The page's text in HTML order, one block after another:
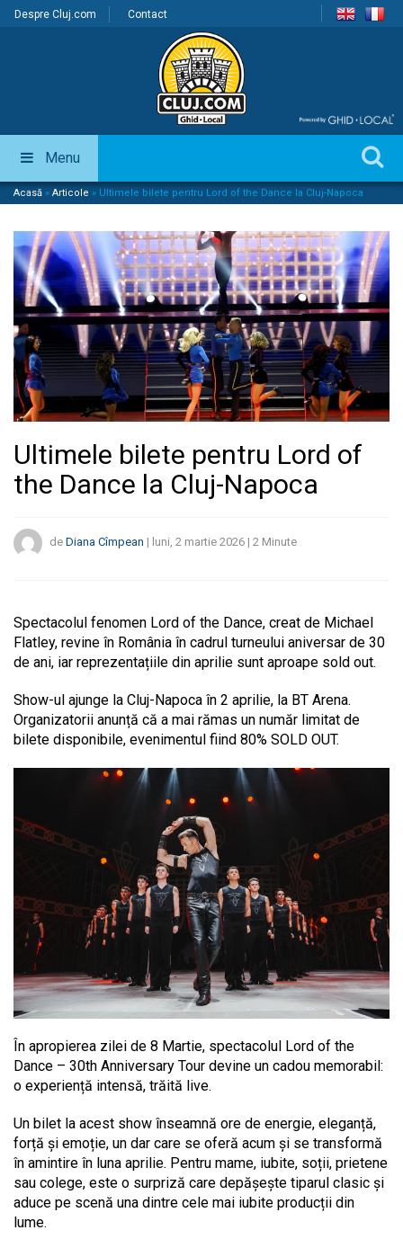
Despre Cluj.com Contact
Menu
Acasă » Articole » Ultimele bilete pentru Lord of the Dance la Cluj-Napoca
Ultimele bilete pentru Lord of
the Dance la Cluj-Napoca
de Diana Cîmpean | luni, 2 martie 2026 | 2 Minute
Spectacolul fenomen Lord of the Dance, creat de Michael
Flatley, revine în România în cadrul turneului aniversar de 30
de ani, iar reprezentațiile din aprilie sunt aproape sold out.
Show-ul ajunge la Cluj-Napoca în 2 aprilie, la BT Arena.
Organizatorii anunță că a mai rămas un număr limitat de
bilete disponibile, evenimentul fiind 80% SOLD OUT.
În apropierea zilei de 8 Martie, spectacolul Lord of the
Dance – 30th Anniversary Tour devine un cadou memorabil:
o experiență intensă, trăită live.
Un bilet la acest show înseamnă ore de energie, eleganță,
forță și emoție, un dar care se oferă acum și se transformă
în amintire în luna aprilie. Pentru mame, iubite, soții, prietene
sau colege, este o surpriză care depășește tiparul clasic și
aduce pe scenă una dintre cele mai iubite producții din
lume.